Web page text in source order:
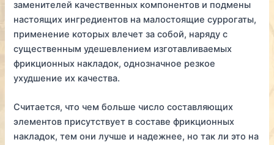
заменителей качественных компонентов и подмены
настоящих ингредиентов на малостоящие суррогаты,
применение которых влечет за собой, наряду с
существенным удешевлением изготавливаемых
фрикционных накладок, однозначное резкое
ухудшение их качества.
Считается, что чем больше число составляющих
элементов присутствует в составе фрикционных
накладок, тем они лучше и надежнее, но так ли это на